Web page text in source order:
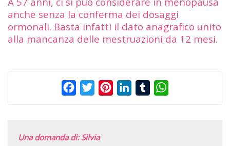
anche senza la conferma dei dosaggi
ormonali. Basta infatti il dato anagrafico unito
alla mancanza delle mestruazioni da 12 mesi.
FacebookTwitterPinterestLinkedInTumblr
Una domanda di: Silvia